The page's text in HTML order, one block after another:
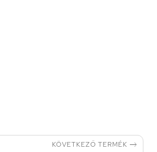
KÖVETKEZŐ TERMÉK 